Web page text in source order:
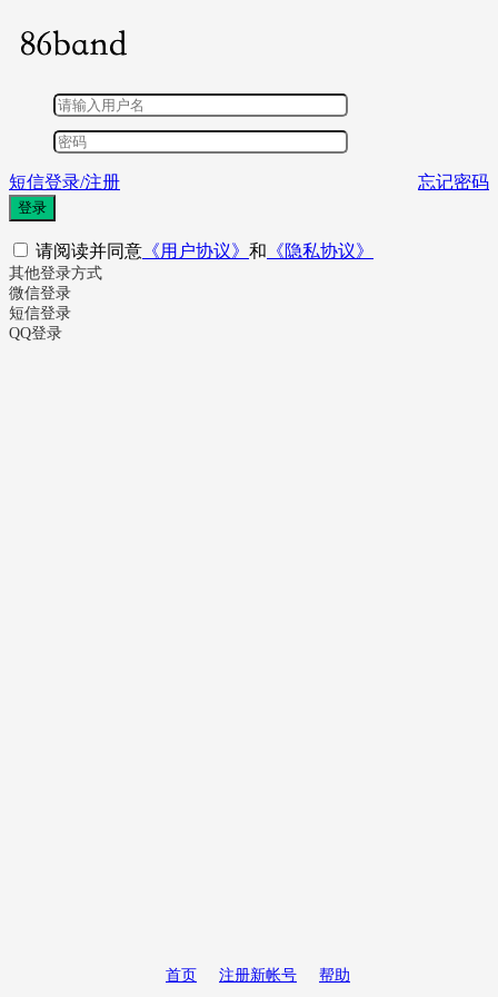
短信登录/注册 忘记密码
登录
请阅读并同意 《用户协议》 和 《隐私协议》
其他登录方式
微信登录
短信登录
QQ登录
首页 注册新帐号 帮助